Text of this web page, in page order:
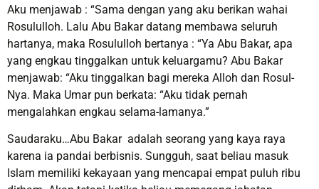
Aku menjawab : “Sama dengan yang aku berikan wahai
Rosululloh. Lalu Abu Bakar datang membawa seluruh
hartanya, maka Rosululloh bertanya : “Ya Abu Bakar, apa
yang engkau tinggalkan untuk keluargamu? Abu Bakar
menjawab: “Aku tinggalkan bagi mereka Alloh dan Rosul-
Nya. Maka Umar pun berkata: “Aku tidak pernah
mengalahkan engkau selama-lamanya.”
Saudaraku…Abu Bakar adalah seorang yang kaya raya
karena ia pandai berbisnis. Sungguh, saat beliau masuk
Islam memiliki kekayaan yang mencapai empat puluh ribu